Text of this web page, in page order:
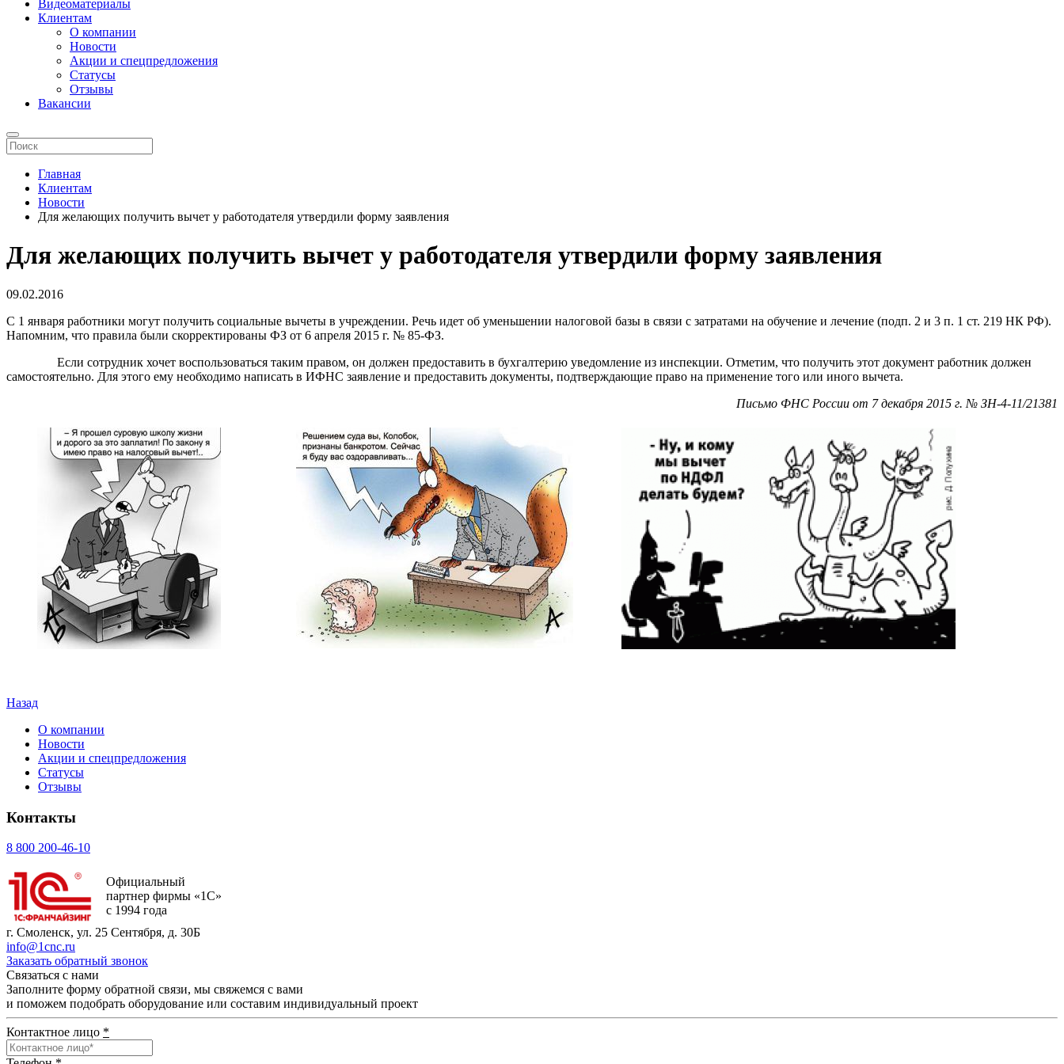
Видеоматериалы
Клиентам
О компании
Новости
Акции и спецпредложения
Статусы
Отзывы
Вакансии
Главная
Клиентам
Новости
Для желающих получить вычет у работодателя утвердили форму заявления
Для желающих получить вычет у работодателя утвердили форму заявления
09.02.2016
С 1 января работники могут получить социальные вычеты в учреждении. Речь идет об уменьшении налоговой базы в связи с затратами на обучение и лечение (подп. 2 и 3 п. 1 ст. 219 НК РФ).
Напомним, что правила были скорректированы ФЗ от 6 апреля 2015 г. № 85-ФЗ.
Если сотрудник хочет воспользоваться таким правом, он должен предоставить в бухгалтерию уведомление из инспекции. Отметим, что получить этот документ работник должен
самостоятельно. Для этого ему необходимо написать в ИФНС заявление и предоставить документы, подтверждающие право на применение того или иного вычета.
Письмо ФНС России от 7 декабря 2015 г. № ЗН-4-11/21381
Назад
О компании
Новости
Акции и спецпредложения
Статусы
Отзывы
Контакты
8 800 200-46-10
Официальный
партнер фирмы «1С»
с 1994 года
г. Смоленск, ул. 25 Сентября, д. 30Б
info@1cnc.ru
Заказать обратный звонок
Связаться с нами
Заполните форму обратной связи, мы свяжемся с вами
и поможем подобрать оборудование или составим индивидуальный проект
Контактное лицо *